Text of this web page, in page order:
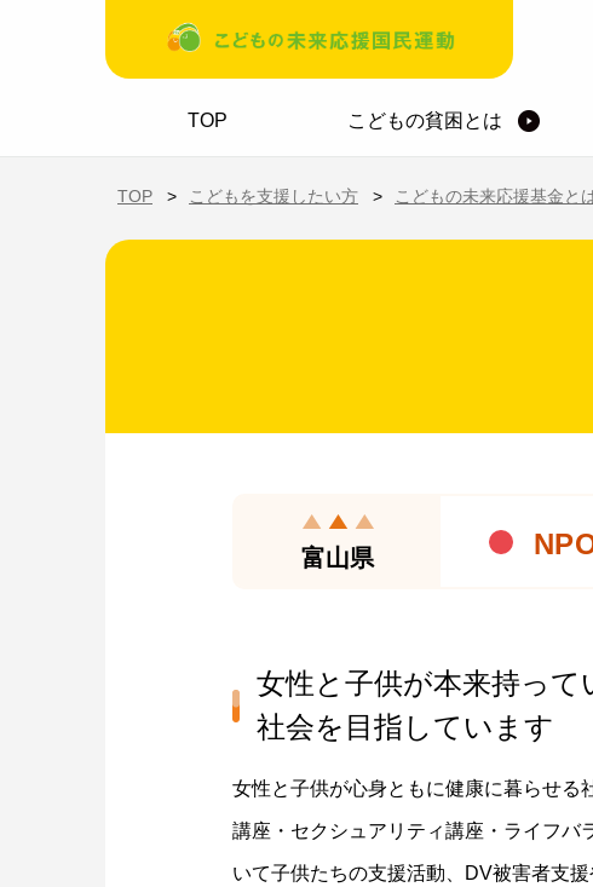
ホーム
TOP
こどもの貧困とは
TOP こどもを支援したい方 こどもの未来応援基金と
富山県
女性と子供が本来持っ
社会を目指しています
女性と子供が心身ともに健康に暮らせる
講座・セクシュアリティ講座・ライフバ
いて子供たちの支援活動、DV被害者支